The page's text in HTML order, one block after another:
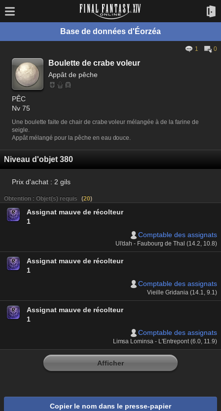
Base de données d'Éorzéa
1 0
Boulette de crabe voleur
Appât de pêche
PÊC
Nv 75
Une boulette faite de chair de crabe voleur mélangée à de la farine de
seigle.
Appât mélangé pour la pêche en eau douce.
Niveau d'objet 380
Prix d'achat : 2 gils
Obtention : Objet(s) requis (20)
Assignat mauve de récolteur
1
Comptable des assignats
Ul'dah - Faubourg de Thal (14.2, 10.8)
Assignat mauve de récolteur
1
Comptable des assignats
Vieille Gridania (14.1, 9.1)
Assignat mauve de récolteur
1
Comptable des assignats
Limsa Lominsa - L'Entrepont (6.0, 11.9)
Afficher
Copier le nom dans le presse-papier